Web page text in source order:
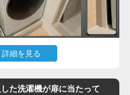
整、水栓や排水の接続までを
てご使用いただける状態に仕
洗濯機の施工料金は3,980円
でもご満足いただけました。
付けは、見た目以上に重量や
になりやすい作業です。ご自
詳細を見る
がギリギリで、引っ越し業者
た洗濯機が扉に当たって